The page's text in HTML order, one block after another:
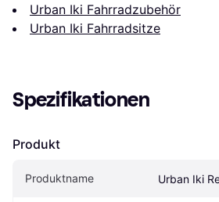
Urban Iki Fahrradzubehör
Urban Iki Fahrradsitze
Spezifikationen
Produkt
Produktname Urban Iki